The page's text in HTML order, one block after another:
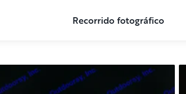
Recorrido fotográfico